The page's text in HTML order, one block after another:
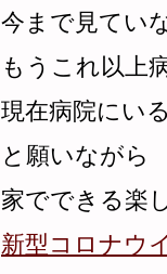
今まで見てい
もうこれ以上
現在病院にい
と願いながら
家でできる楽
新型コロナウ